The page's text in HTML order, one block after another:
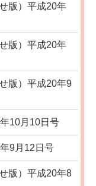
版）平成20年
版）平成20年
版）平成20年9
10月10日号
9月12日号
版）平成20年8